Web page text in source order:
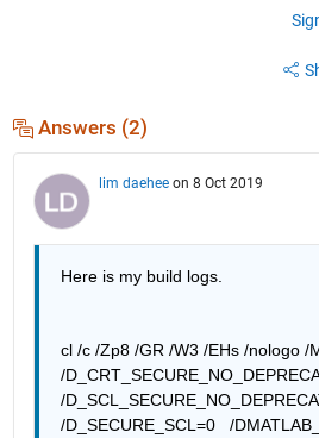
Answers (2)
lim daehee on 8 Oct 2019
Here is my build logs.
cl /c /Zp8 /GR /W3 /EHs /nologo /
/
/
/D_SECURE_SCL=0   /